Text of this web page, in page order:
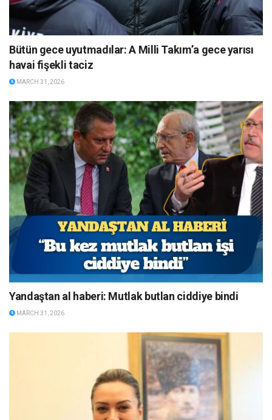
Bütün gece uyutmadılar: A Milli Takım’a gece yarısı
havai fişekli taciz
MARCH 31, 2026
Yandaştan al haberi: Mutlak butlan ciddiye bindi
MARCH 31, 2026